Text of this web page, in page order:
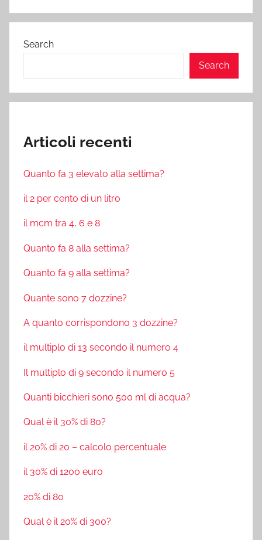
Search
Search
Articoli recenti
Quanto fa 3 elevato alla settima?
il 2 per cento di un litro
il mcm tra 4, 6 e 8
Quanto fa 8 alla settima?
Quanto fa 9 alla settima?
Quante sono 7 dozzine?
A quanto corrispondono 3 dozzine?
il multiplo di 13 secondo il numero 4
Il multiplo di 9 secondo il numero 5
Quanti bicchieri sono 500 ml di acqua?
Qual è il 30% di 80?
il 20% di 20 – calcolo percentuale
il 30% di 1200 euro
20% di 80
Qual è il 20% di 300?